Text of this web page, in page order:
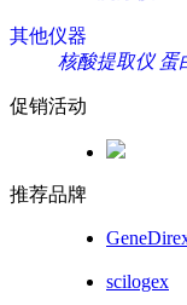
其他仪器
核酸提取仪 蛋
促销活动
推荐品牌
scilogex